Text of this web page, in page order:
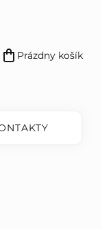
Nákupný
Prázdny košík